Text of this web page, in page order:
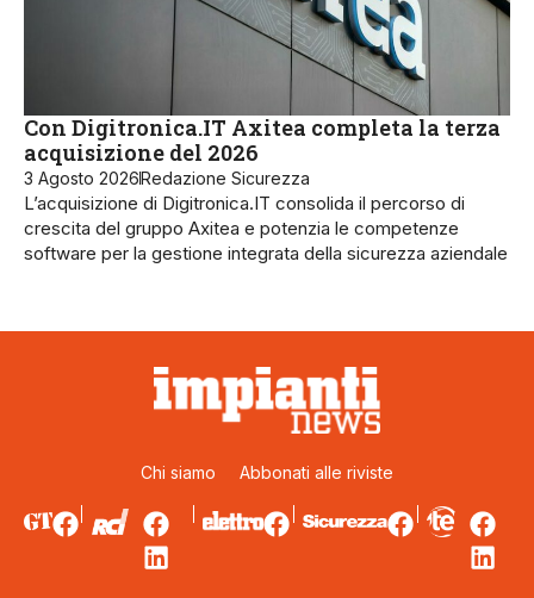
Con Digitronica.IT Axitea completa la terza
acquisizione del 2026
3 Agosto 2026Redazione Sicurezza
L’acquisizione di Digitronica.IT consolida il percorso di
crescita del gruppo Axitea e potenzia le competenze
software per la gestione integrata della sicurezza aziendale
Chi siamo Abbonati alle riviste